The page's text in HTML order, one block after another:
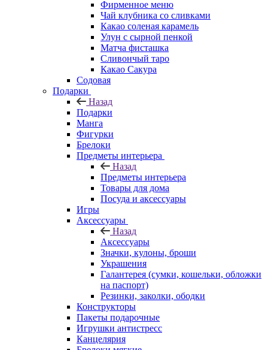
Фирменное меню
Чай клубника со сливками
Какао соленая карамель
Улун с сырной пенкой
Матча фисташка
Сливончый таро
Какао Сакура
Содовая
Подарки
Назад
Подарки
Манга
Фигурки
Брелоки
Предметы интерьера
Назад
Предметы интерьера
Товары для дома
Посуда и аксессуары
Игры
Аксессуары
Назад
Аксессуары
Значки, кулоны, броши
Украшения
Галантерея (сумки, кошельки, обложки
на паспорт)
Резинки, заколки, ободки
Конструкторы
Пакеты подарочные
Игрушки антистресс
Канцелярия